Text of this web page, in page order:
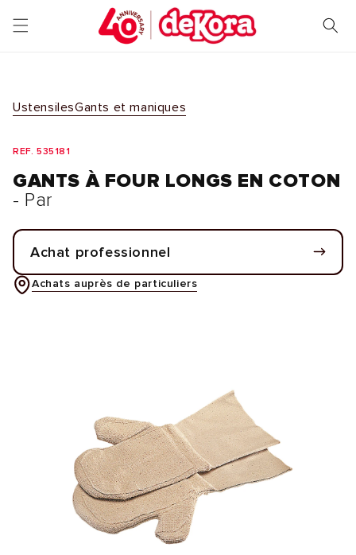
passer
au
UstensilesGants et maniques
REF. 535181
GANTS À FOUR LONGS EN COTON
- Par
Achat professionnel
Achats auprès de particuliers